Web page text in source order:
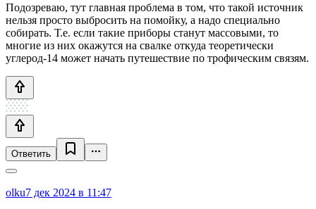
Подозреваю, тут главная проблема в том, что такой источник
нельзя просто выбросить на помойку, а надо специально
собирать. Т.е. если такие приборы станут массовыми, то
многие из них окажутся на свалке откуда теоретически
углерод-14 может начать путешествие по трофическим связям.
Ответить
olku7 дек 2024 в 11:47